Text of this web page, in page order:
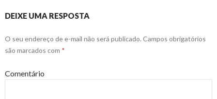
DEIXE UMA RESPOSTA
O seu endereço de e-mail não será publicado. Campos obrigatórios
são marcados com *
Comentário